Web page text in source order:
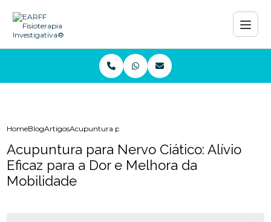
HomeBlogArtigosAcupuntura para Nervo Ciático: Alívio Eficaz para a Dor
Acupuntura para Nervo Ciático: Alívio
Eficaz para a Dor e Melhora da
Mobilidade